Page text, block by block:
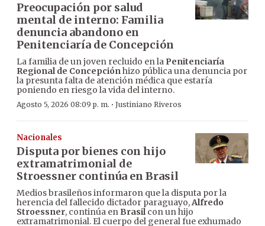
Preocupación por salud
mental de interno: Familia
denuncia abandono en
Penitenciaría de Concepción
La familia de un joven recluido en la Penitenciaría
Regional de Concepciónhizo pública una denuncia por
la presunta falta de atención médica que estaría
poniendo en riesgo la vida del interno.
Agosto 5, 2026 08:09 p. m. · Justiniano Riveros
Nacionales
Disputa por bienes con hijo
extramatrimonial de
Stroessner continúa en Brasil
Medios brasileños informaron que la disputa por la
herencia del fallecido dictador paraguayo,Alfredo
Stroessner, continúa en Brasilcon un hijo
extramatrimonial. El cuerpo del general fue exhumado